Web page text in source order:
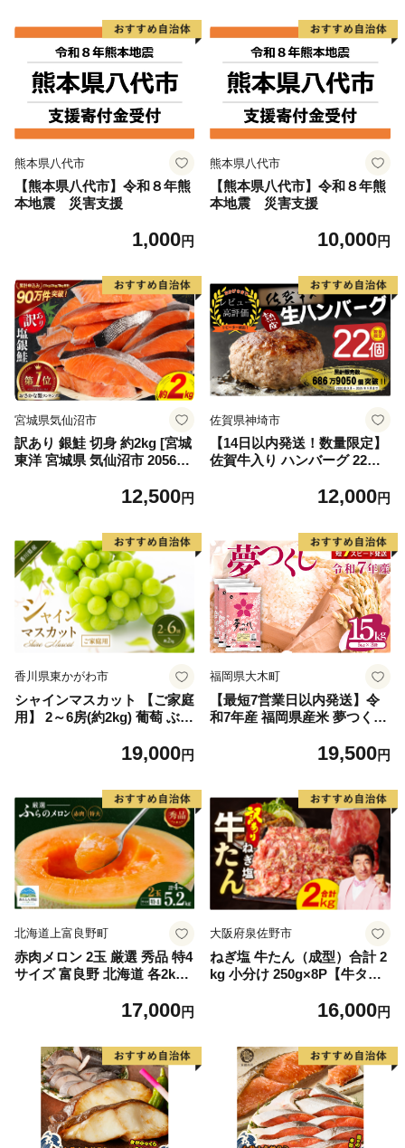
介
熊本県八代市
【熊本県八代市】令和８年熊
本地震 災害支援
1,000円
熊本県八代市
【熊本県八代市】令和８年熊
本地震 災害支援
10,000円
宮城県気仙沼市
訳あり 銀鮭 切身 約2kg [宮城
東洋 宮城県 気仙沼市 205649
格外 不揃い さけ サケ 鮭切身
切り身 魚 わけあり
12,500円
佐賀県神埼市
【14日以内発送！数量限定】
佐賀牛入り ハンバーグ 22個
毛和牛 ブランド牛 九州 ハン
(H083106)
12,000円
香川県東かがわ市
シャインマスカット 【ご家庭
用】 2～6房(約2kg) 葡萄 ぶど
もの 果実 旬の果物 旬のフル
19,000円
福岡県大木町
【最短7営業日以内発送】令
和7年産 福岡県産米 夢つくし
19,500円
北海道上富良野町
赤肉メロン 2玉 厳選 秀品 特4
サイズ 富良野 北海道 各2kg
富良野 メロン めろん 果物 く
17,000円
大阪府泉佐野市
ねぎ塩 牛たん（成型）合計 2
kg 小分け 250g×8P【牛タン
16,000円